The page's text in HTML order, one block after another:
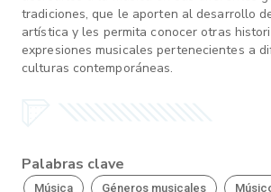
tradiciones, que le aporten al desarrollo
artística y les permita conocer otras
expresiones musicales pertenecientes a
culturas contemporáneas.
Palabras clave
Música Géneros musicales